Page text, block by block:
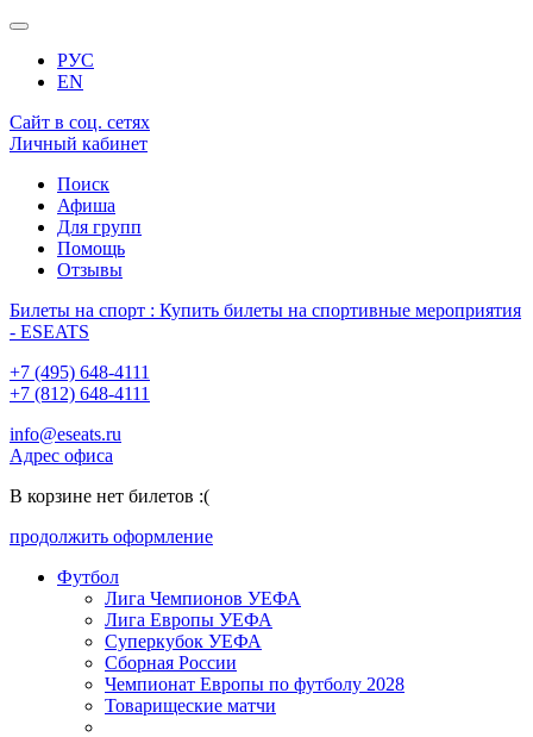
РУС
EN
Сайт в соц. сетях
Личный кабинет
Поиск
Афиша
Для групп
Помощь
Отзывы
Билеты на спорт : Купить билеты на спортивные мероприятия
- ESEATS
+7 (495) 648-4111
+7 (812) 648-4111
info@eseats.ru
Адрес офиса
В корзине нет билетов :(
продолжить оформление
Футбол
Лига Чемпионов УЕФА
Лига Европы УЕФА
Суперкубок УЕФА
Сборная России
Чемпионат Европы по футболу 2028
Товарищеские матчи